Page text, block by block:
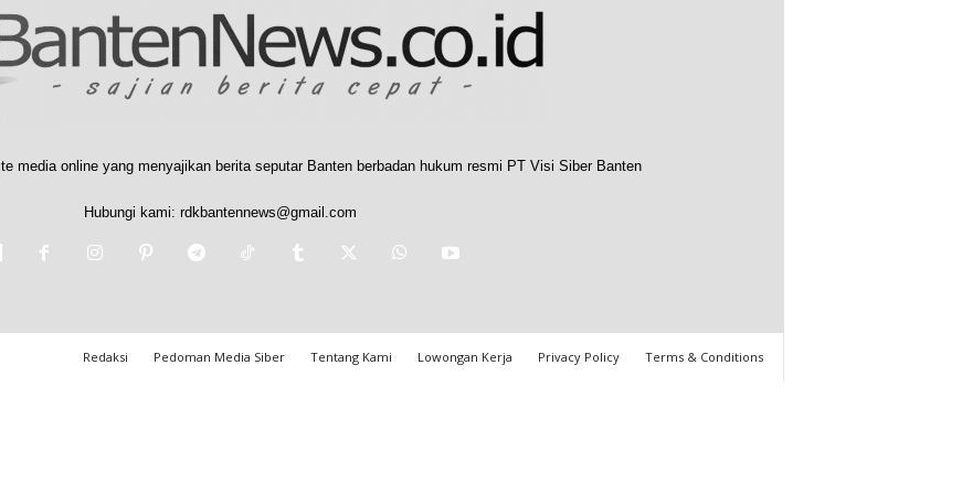
media online yang menyajikan berita seputar Banten berbadan hukum resmi PT Visi Siber Banten
Hubungi kami: rdkbantennews@gmail.com
Redaksi Pedoman Media Siber Tentang Kami Lowongan Kerja Privacy Policy Terms & Conditions